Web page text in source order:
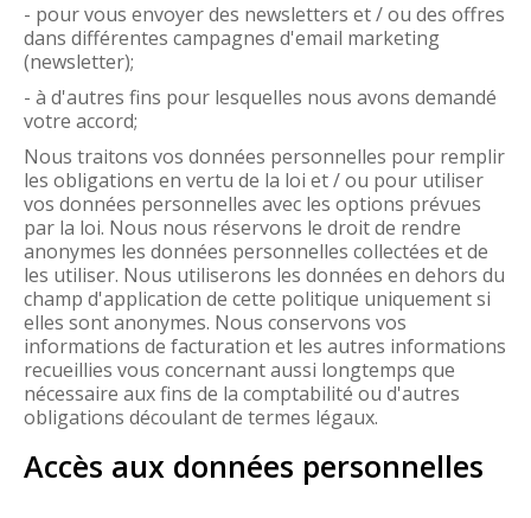
- pour vous envoyer des newsletters et / ou des offres
dans différentes campagnes d'email marketing
(newsletter);
- à d'autres fins pour lesquelles nous avons demandé
votre accord;
Nous traitons vos données personnelles pour remplir
les obligations en vertu de la loi et / ou pour utiliser
vos données personnelles avec les options prévues
par la loi. Nous nous réservons le droit de rendre
anonymes les données personnelles collectées et de
les utiliser. Nous utiliserons les données en dehors du
champ d'application de cette politique uniquement si
elles sont anonymes. Nous conservons vos
informations de facturation et les autres informations
recueillies vous concernant aussi longtemps que
nécessaire aux fins de la comptabilité ou d'autres
obligations découlant de termes légaux.
Accès aux données personnelles